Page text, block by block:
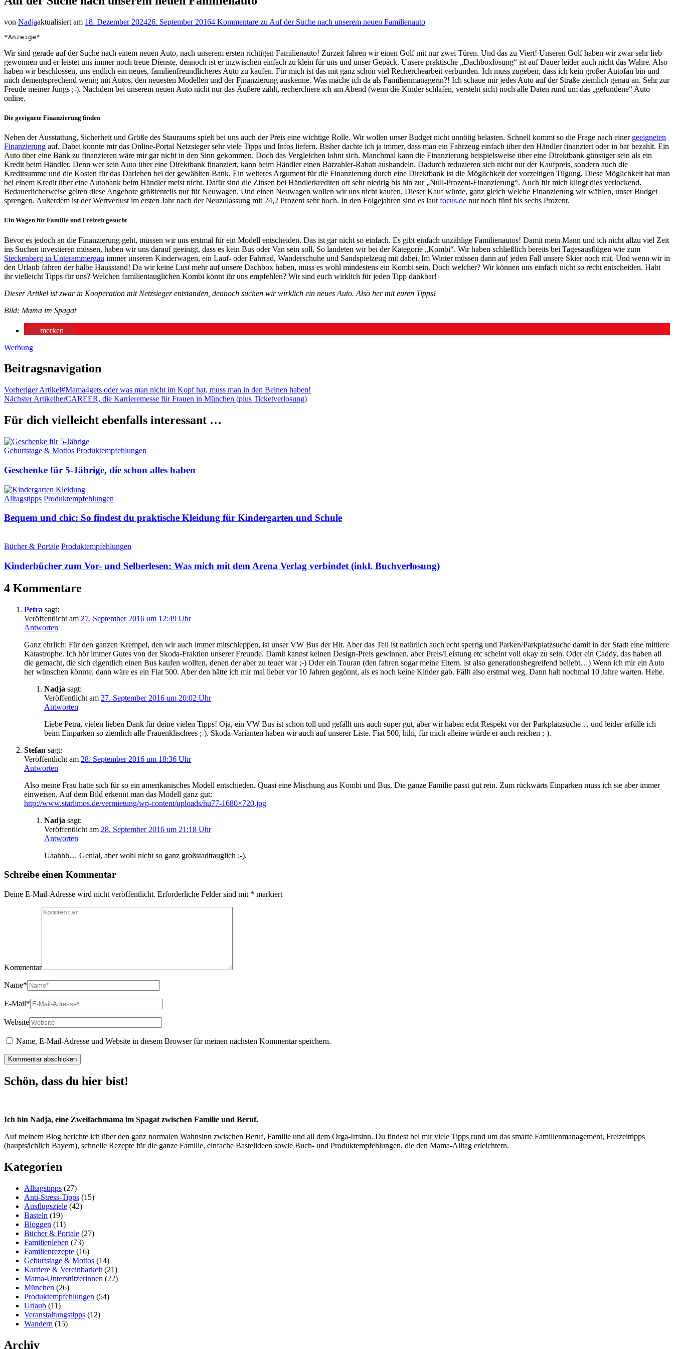
von Nadjaaktualisiert am 18. Dezember 202426. September 20164 Kommentare zu Auf der Suche nach unserem neuen Familienauto
*Anzeige*
Wir sind gerade auf der Suche nach einem neuen Auto, nach unserem ersten richtigen Familienauto! Zurzeit fahren wir einen Golf mit nur zwei Türen. Und das zu Viert! Unseren Golf haben wir zwar sehr lieb
gewonnen und er leistet uns immer noch treue Dienste, dennoch ist er inzwischen einfach zu klein für uns und unser Gepäck. Unsere praktische „Dachboxlösung“ ist auf Dauer leider auch nicht das Wahre. Also
haben wir beschlossen, uns endlich ein neues, familienfreundlicheres Auto zu kaufen. Für mich ist das mit ganz schön viel Recherchearbeit verbunden. Ich muss zugeben, dass ich kein großer Autofan bin und
mich dementsprechend wenig mit Autos, den neuesten Modellen und der Finanzierung auskenne. Was mache ich da als Familienmanagerin?! Ich schaue mir jedes Auto auf der Straße ziemlich genau an. Sehr zur
Freude meiner Jungs ;-). Nachdem bei unserem neuen Auto nicht nur das Äußere zählt, recherchiere ich am Abend (wenn die Kinder schlafen, versteht sich) noch alle Daten rund um das „gefundene“ Auto
online.
Die geeignete Finanzierung finden
Neben der Ausstattung, Sicherheit und Größe des Stauraums spielt bei uns auch der Preis eine wichtige Rolle. Wir wollen unser Budget nicht unnötig belasten. Schnell kommt so die Frage nach einer geeigneten
Finanzierung auf. Dabei konnte mir das Online-Portal Netzsieger sehr viele Tipps und Infos liefern. Bisher dachte ich ja immer, dass man ein Fahrzeug einfach über den Händler finanziert oder in bar bezahlt. Ein
Auto über eine Bank zu finanzieren wäre mir gar nicht in den Sinn gekommen. Doch das Vergleichen lohnt sich. Manchmal kann die Finanzierung beispielsweise über eine Direktbank günstiger sein als ein
Kredit beim Händler. Denn wer sein Auto über eine Direktbank finanziert, kann beim Händler einen Barzahler-Rabatt aushandeln. Dadurch reduzieren sich nicht nur der Kaufpreis, sondern auch die
Kreditsumme und die Kosten für das Darlehen bei der gewählten Bank. Ein weiteres Argument für die Finanzierung durch eine Direktbank ist die Möglichkeit der vorzeitigen Tilgung. Diese Möglichkeit hat man
bei einem Kredit über eine Autobank beim Händler meist nicht. Dafür sind die Zinsen bei Händlerkrediten oft sehr niedrig bis hin zur „Null-Prozent-Finanzierung“. Auch für mich klingt dies verlockend.
Bedauerlicherweise gelten diese Angebote größtenteils nur für Neuwagen. Und einen Neuwagen wollen wir uns nicht kaufen. Dieser Kauf würde, ganz gleich welche Finanzierung wir wählen, unser Budget
sprengen. Außerdem ist der Wertverlust im ersten Jahr nach der Neuzulassung mit 24,2 Prozent sehr hoch. In den Folgejahren sind es laut focus.de nur noch fünf bis sechs Prozent.
Ein Wagen für Familie und Freizeit gesucht
Bevor es jedoch an die Finanzierung geht, müssen wir uns erstmal für ein Modell entscheiden. Das ist gar nicht so einfach. Es gibt einfach unzählige Familienautos! Damit mein Mann und ich nicht allzu viel Zeit
ins Suchen investieren müssen, haben wir uns darauf geeinigt, dass es kein Bus oder Van sein soll. So landeten wir bei der Kategorie „Kombi“. Wir haben schließlich bereits bei Tagesausflügen wie zum
Steckenberg in Unterammergau immer unseren Kinderwagen, ein Lauf- oder Fahrrad, Wanderschuhe und Sandspielzeug mit dabei. Im Winter müssen dann auf jeden Fall unsere Skier noch mit. Und wenn wir in
den Urlaub fahren der halbe Hausstand! Da wir keine Lust mehr auf unsere Dachbox haben, muss es wohl mindestens ein Kombi sein. Doch welcher? Wir können uns einfach nicht so recht entscheiden. Habt
ihr vielleicht Tipps für uns? Welchen familientauglichen Kombi könnt ihr uns empfehlen? Wir sind euch wirklich für jeden Tipp dankbar!
Dieser Artikel ist zwar in Kooperation mit Netzsieger entstanden, dennoch suchen wir wirklich ein neues Auto. Also her mit euren Tipps!
Bild: Mama im Spagat
merken
Werbung
Beitragsnavigation
Vorheriger Artikel#Mama4gets oder was man nicht im Kopf hat, muss man in den Beinen haben!
Nächster ArtikelherCAREER, die Karrieremesse für Frauen in München (plus Ticketverlosung)
Für dich vielleicht ebenfalls interessant …
Geburtstage & Mottos Produktempfehlungen
Geschenke für 5-Jährige, die schon alles haben
Alltagstipps Produktempfehlungen
Bequem und chic: So findest du praktische Kleidung für Kindergarten und Schule
Bücher & Portale Produktempfehlungen
Kinderbücher zum Vor- und Selberlesen: Was mich mit dem Arena Verlag verbindet (inkl. Buchverlosung)
4 Kommentare
Petra sagt:
Veröffentlicht am 27. September 2016 um 12:49 Uhr
Antworten
Ganz ehrlich: Für den ganzen Krempel, den wir auch immer mitschleppen, ist unser VW Bus der Hit. Aber das Teil ist natürlich auch echt sperrig und Parken/Parkplatzsuche damit in der Stadt eine mittlere
Katastrophe. Ich hör immer Gutes von der Skoda-Fraktion unserer Freunde. Damit kannst keinen Design-Preis gewinnen, aber Preis/Leistung etc scheint voll okay zu sein. Oder ein Caddy, das haben all
die gemacht, die sich eigentlich einen Bus kaufen wollten, denen der aber zu teuer war ;-) Oder ein Touran (den fahren sogar meine Eltern, ist also generationsbegreifend beliebt…) Wenn ich mir ein Auto
her wünschen könnte, dann wäre es ein Fiat 500. Aber den hätte ich mir mal lieber vor 10 Jahren gegönnt, als es noch keine Kinder gab. Fällt also erstmal weg. Dann halt nochmal 10 Jahre warten. Hehe.
Nadja sagt:
Veröffentlicht am 27. September 2016 um 20:02 Uhr
Antworten
Liebe Petra, vielen lieben Dank für deine vielen Tipps! Oja, ein VW Bus ist schon toll und gefällt uns auch super gut, aber wir haben echt Respekt vor der Parkplatzsuche… und leider erfülle ich
beim Einparken so ziemlich alle Frauenklischees ;-). Skoda-Varianten haben wir auch auf unserer Liste. Fiat 500, hihi, für mich alleine würde er auch reichen ;-).
Stefan sagt:
Veröffentlicht am 28. September 2016 um 18:36 Uhr
Antworten
Also meine Frau hatte sich für so ein amerikanisches Modell entschieden. Quasi eine Mischung aus Kombi und Bus. Die ganze Familie passt gut rein. Zum rückwärts Einparken muss ich sie aber immer
einweisen. Auf dem Bild erkennt man das Modell ganz gut:
http://www.starlimos.de/vermietung/wp-content/uploads/hu77-1680×720.jpg
Nadja sagt:
Veröffentlicht am 28. September 2016 um 21:18 Uhr
Antworten
Uaahhh… Genial, aber wohl nicht so ganz großstadttauglich ;-).
Schreibe einen Kommentar
Deine E-Mail-Adresse wird nicht veröffentlicht. Erforderliche Felder sind mit * markiert
Kommentar
Name*
E-Mail*
Website
Name, E-Mail-Adresse und Website in diesem Browser für meinen nächsten Kommentar speichern.
Schön, dass du hier bist!
Ich bin Nadja, eine Zweifachmama im Spagat zwischen Familie und Beruf.
Auf meinem Blog berichte ich über den ganz normalen Wahnsinn zwischen Beruf, Familie und all dem Orga-Irrsinn. Du findest bei mir viele Tipps rund um das smarte Familienmanagement, Freizeittipps
(hauptsächlich Bayern), schnelle Rezepte für die ganze Familie, einfache Bastelideen sowie Buch- und Produktempfehlungen, die den Mama-Alltag erleichtern.
Kategorien
Alltagstipps (27)
Anti-Stress-Tipps (15)
Ausflugsziele (42)
Basteln (19)
Bloggen (11)
Bücher & Portale (27)
Familienleben (73)
Familienrezepte (16)
Geburtstage & Mottos (14)
Karriere & Vereinbarkeit (21)
Mama-Unterstützerinnen (22)
München (26)
Produktempfehlungen (54)
Urlaub (11)
Veranstaltungstipps (12)
Wandern (15)
Archiv